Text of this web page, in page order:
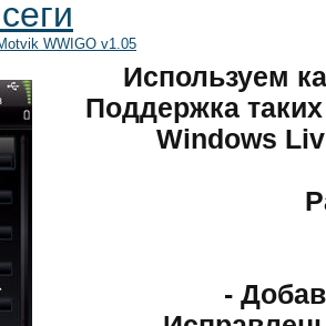
WWIGO v1.05
Используем
Поддержка
Windows
-